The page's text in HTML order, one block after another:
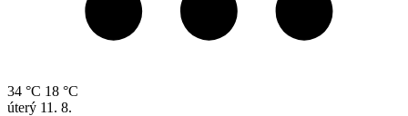
34 °C 18 °C
úterý 11. 8.